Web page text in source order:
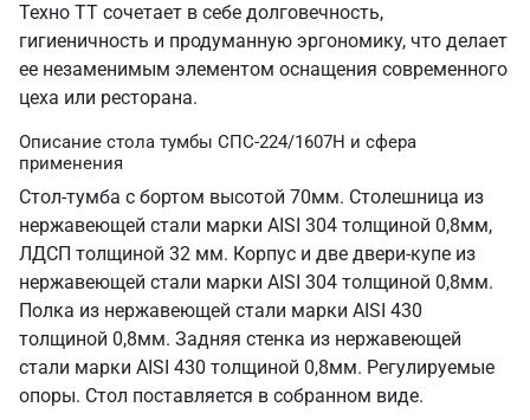
Техно ТТ сочетает в себе долговечность,
гигиеничность и продуманную эргономику, что делает
ее незаменимым элементом оснащения современного
цеха или ресторана.
Описание стола тумбы СПС-224/1607Н и сфера
применения
Стол-тумба с бортом высотой 70мм. Столешница из
нержавеющей стали марки AISI 304 толщиной 0,8мм,
ЛДСП толщиной 32 мм. Корпус и две двери-купе из
нержавеющей стали марки AISI 304 толщиной 0,8мм.
Полка из нержавеющей стали марки AISI 430
толщиной 0,8мм. Задняя стенка из нержавеющей
стали марки AISI 430 толщиной 0,8мм. Регулируемые
опоры. Стол поставляется в собранном виде.